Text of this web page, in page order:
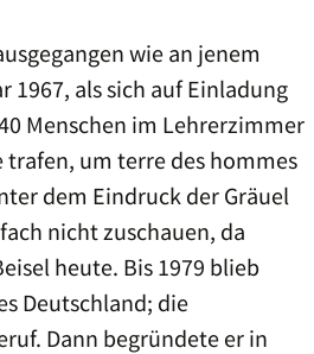
2014:
Snowden
2013:
und Enrico
PreisträgerInnen
wie an jenem
1967, als sich auf Einladung
Menschen im Lehrerzimmer
um terre des hommes
dem Eindruck der Gräuel
nicht zuschauen, da
heute. Bis 1979 blieb
Deutschland; die
Dann begründete er in